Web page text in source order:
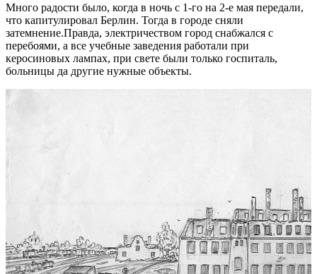
Много радости было, когда в ночь с 1-го на 2-е мая передали,
что капитулировал Берлин. Тогда в городе сняли
затемнение.Правда, электричеством город снабжался с
перебоями, а все учебные заведения работали при
керосиновых лампах, при свете были только госпиталь,
больницы да другие нужные объекты.